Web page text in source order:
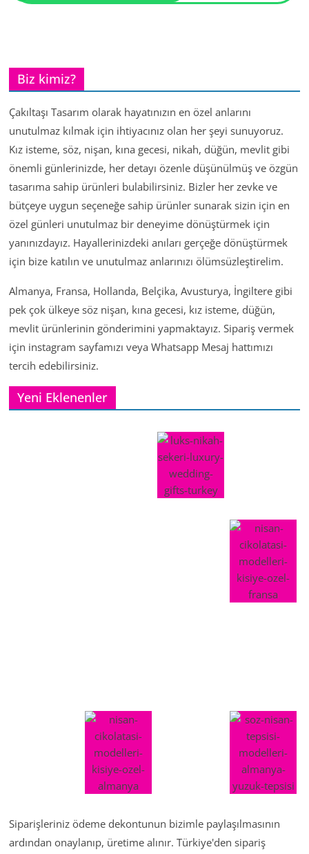
Biz kimiz?
Çakıltaşı Tasarım olarak hayatınızın en özel anlarını
unutulmaz kılmak için ihtiyacınız olan her şeyi sunuyoruz.
Kız isteme, söz, nişan, kına gecesi, nikah, düğün, mevlit gibi
önemli günlerinizde, her detayı özenle düşünülmüş ve özgün
tasarıma sahip ürünleri bulabilirsiniz. Bizler her zevke ve
bütçeye uygun seçeneğe sahip ürünler sunarak sizin için en
özel günleri unutulmaz bir deneyime dönüştürmek için
yanınızdayız. Hayallerinizdeki anıları gerçeğe dönüştürmek
için bize katılın ve unutulmaz anlarınızı ölümsüzleştirelim.
Almanya, Fransa, Hollanda, Belçika, Avusturya, İngiltere gibi
pek çok ülkeye söz nişan, kına gecesi, kız isteme, düğün,
mevlit ürünlerinin gönderimini yapmaktayız. Sipariş vermek
için instagram sayfamızı veya Whatsapp Mesaj hattımızı
tercih edebilirsiniz.
Yeni Eklenenler
Siparişleriniz ödeme dekontunun bizimle paylaşılmasının
ardından onaylanıp, üretime alınır. Türkiye'den sipariş